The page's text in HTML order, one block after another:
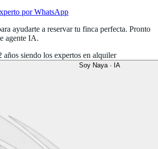
por WhatsApp
ayudarte a reservar tu finca perfecta. Pronto
agente IA.
años siendo los expertos en alquiler
Soy Naya · IA